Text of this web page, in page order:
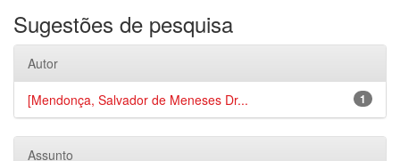
Sugestões de pesquisa
Autor
1
[Mendonça, Salvador de Meneses Dr...
Assunto